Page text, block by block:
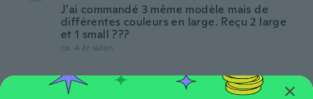
J’ai commandé 3 même modèle mais de
différentes couleurs en large. Reçu 2 large
et 1 small ???
ca. 4 år siden
Tiffany